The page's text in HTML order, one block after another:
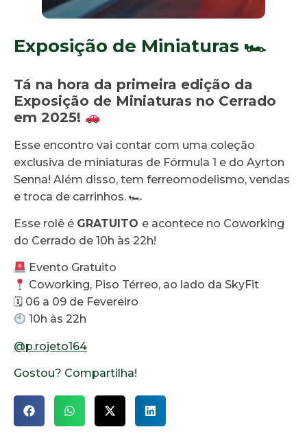
Exposição de Miniaturas 🏎
Tá na hora da primeira edição da
Exposição de Miniaturas no Cerrado
em 2025!
Esse encontro vai contar com uma coleção
exclusiva de miniaturas de Fórmula 1 e do Ayrton
Senna! Além disso, tem ferreomodelismo, vendas
e troca de carrinhos. 🏎
Esse rolê é GRATUITO e acontece no Coworking
do Cerrado de 10h às 22h!
Evento Gratuito
Coworking, Piso Térreo, ao lado da SkyFit
🗓 06 a 09 de Fevereiro
10h às 22h
@p.rojeto164
Gostou? Compartilha!